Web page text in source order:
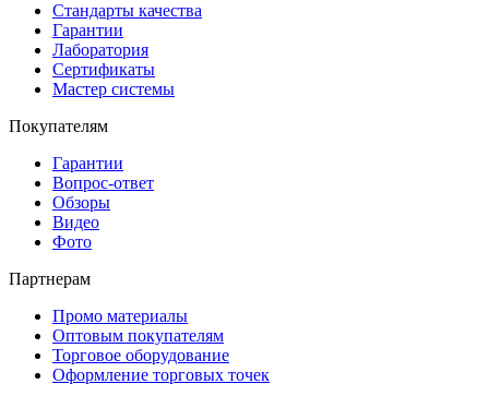
Стандарты качества
Гарантии
Лаборатория
Сертификаты
Мастер системы
Покупателям
Гарантии
Вопрос-ответ
Обзоры
Видео
Фото
Партнерам
Промо материалы
Оптовым покупателям
Торговое оборудование
Оформление торговых точек